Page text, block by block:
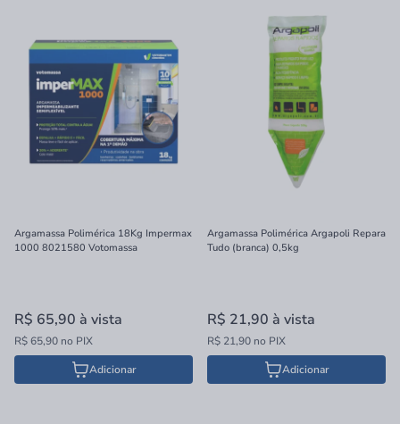
Argamassa Polimérica 18Kg Impermax
1000 8021580 Votomassa
R$ 65,90 à vista
R$ 65,90 no PIX
Adicionar
Argamassa Polimérica Argapoli Repara
Tudo (branca) 0,5kg
R$ 21,90 à vista
R$ 21,90 no PIX
Adicionar